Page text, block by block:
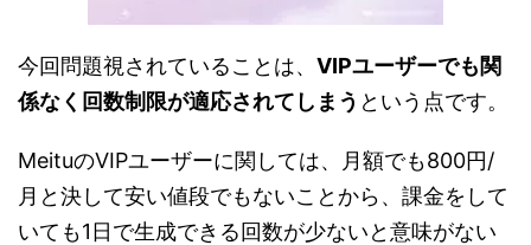
今回問題視されていることは、 VIPユーザーでも関
係なく回数制限が適応されてしまう という点です。
MeituのVIPユーザーに関しては、月額でも800円/
月と決して安い値段でもないことから、課金をして
いても1日で生成できる回数が少ないと意味がない